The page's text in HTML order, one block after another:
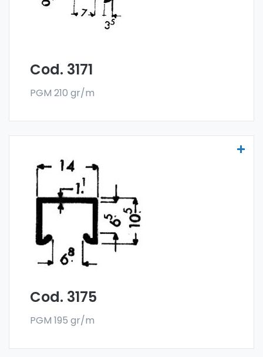
Cod. 3171
PGM 210 gr/m
Mindestabnahme beträgt 300 kg.
Cod. 3175
PGM 195 gr/m
Scheibenprofile Art. 3175
Die Scheibenprofile aus Aluminium werden
aus der Sonder-Legierung 6060 gefertigt
und werden im Stangenformat verkauft. Die
Mindestabnahme beträgt 300 kg.